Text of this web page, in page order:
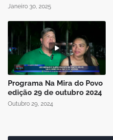
Janeiro 30, 2025
Programa Na Mira do Povo
edição 29 de outubro 2024
Outubro 29, 2024